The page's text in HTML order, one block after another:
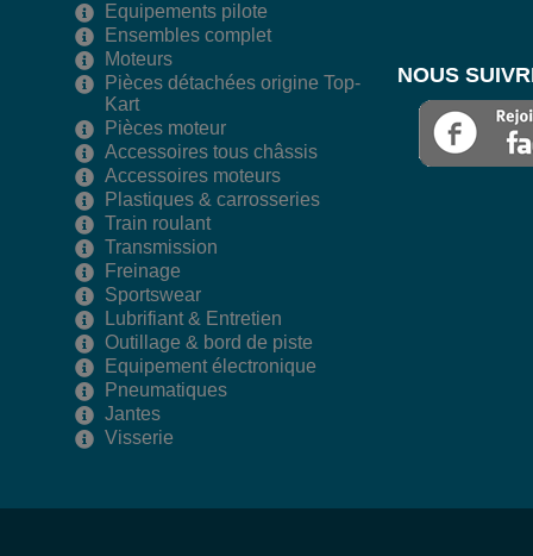
Equipements pilote
Ensembles complet
Moteurs
Pièces détachées origine Top-
Kart
Pièces moteur
Accessoires tous châssis
Accessoires moteurs
Plastiques & carrosseries
Train roulant
Transmission
Freinage
Sportswear
Lubrifiant & Entretien
Outillage & bord de piste
Equipement électronique
Pneumatiques
Jantes
Visserie
NOUS